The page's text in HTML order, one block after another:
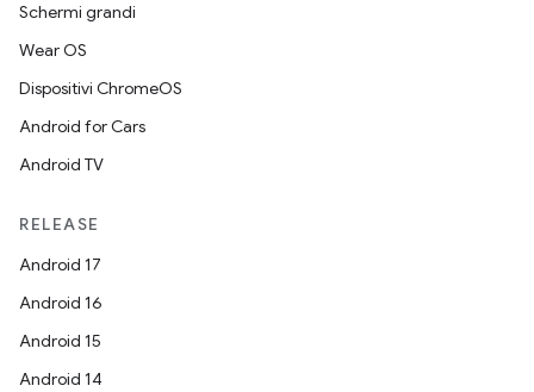
Schermi grandi
Wear OS
Dispositivi ChromeOS
Android for Cars
Android TV
RELEASE
Android 17
Android 16
Android 15
Android 14